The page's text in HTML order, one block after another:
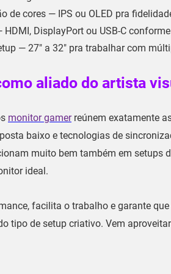
de cores — IPS ou OLED pra
HDMI, DisplayPort ou USB-C
— 27" a 32" pra trabalhar com
aliado do artista
monitor gamerreúnem exatamente
baixo e tecnologias de
muito bem também em setups
ideal.
facilita o trabalho e garante
tipo de setup criativo. Vem